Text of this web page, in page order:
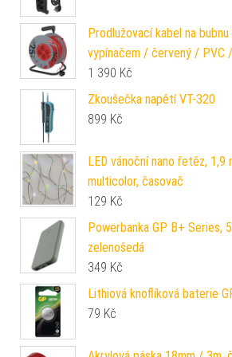
Prodlužovací kabel na
vypínačem / červený / PVC
1 390 Kč
Zkoušečka napětí VT-320
899 Kč
LED vánoční nano řetěz, 1,9
multicolor, časovač
129 Kč
Powerbanka GP B+ Series,
zelenošedá
349 Kč
Lithiová knoflíková baterie
79 Kč